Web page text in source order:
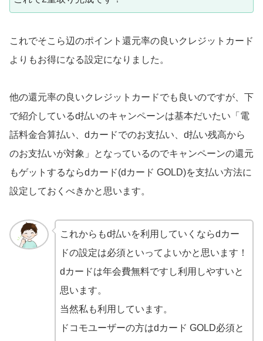
これでそこら辺のポイント還元率の良いクレジットカード
よりもお得になる設定になりました。
他の還元率の良いクレジットカードでも良いのですが、下
で紹介しているd払いのキャンペーンは基本だいたい「電
話料金合算払い、dカードでのお支払い、d払い残高から
のお支払いが対象」となっているのでキャンペーンの還元
もゲットするならdカード(dカード GOLD)を支払い方法に
設定しておくべきかと思います。
これからもd払いを利用していくならdカー
ドの設定は必須といってよいかと思います！
dカードは年会費無料ですし利用しやすいと
思います。
当然私も利用しています。
ドコモユーザーの方はdカード GOLD必須と